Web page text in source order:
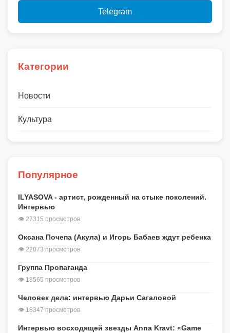
Telegram
Категории
Новости
Культура
Популярное
ILYASOVA - артист, рожденный на стыке поколений.
Интервью
👁 27315 просмотров
Оксана Почепа (Акула) и Игорь Бабаев ждут ребенка
👁 22073 просмотров
Группа Пропаганда
👁 18565 просмотров
Человек дела: интервью Дарьи Сагаловой
👁 18347 просмотров
Интервью восходящей звезды Anna Kravt: «Game